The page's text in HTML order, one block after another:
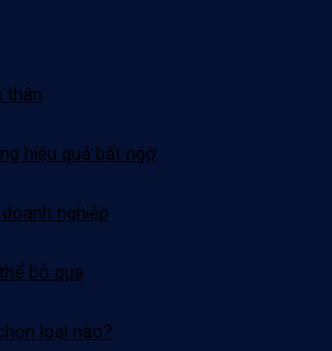
thân
hiệu quả bất ngờ
nghiệp
bỏ qua
loại nào?